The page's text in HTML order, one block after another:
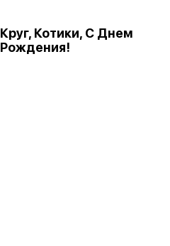
Круг, Котики, С Днем
Рождения!